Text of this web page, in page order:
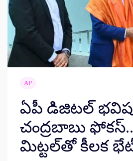
AP
ఏపీ డిజిటల్
చంద్రబాబు
మిట్టల్‌తో కీలక